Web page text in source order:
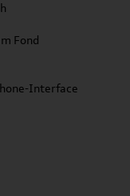
Fond
Interface